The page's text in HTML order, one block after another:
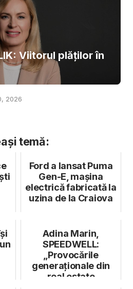
Viitorul plăților în
2026
temă:
Ford a lansat Puma
Gen-E, mașina
electrică fabricată la
uzina de la Craiova
Adina Marin,
SPEEDWELL:
„Provocările
generaționale din
real estate